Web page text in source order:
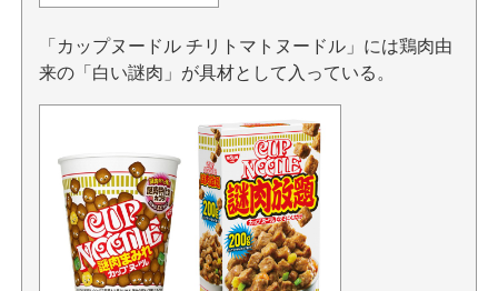
「カップヌードル チリトマトヌードル」には鶏肉由
来の「白い謎肉」が具材として入っている。